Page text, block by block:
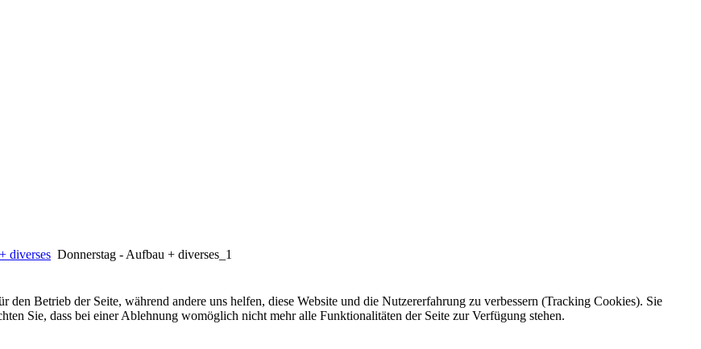
diverses Donnerstag - Aufbau + diverses_1
Betrieb der Seite, während andere uns helfen, diese Website und die Nutzererfahrung zu verbessern (Tracking Cookies). Sie
Sie, dass bei einer Ablehnung womöglich nicht mehr alle Funktionalitäten der Seite zur Verfügung stehen.